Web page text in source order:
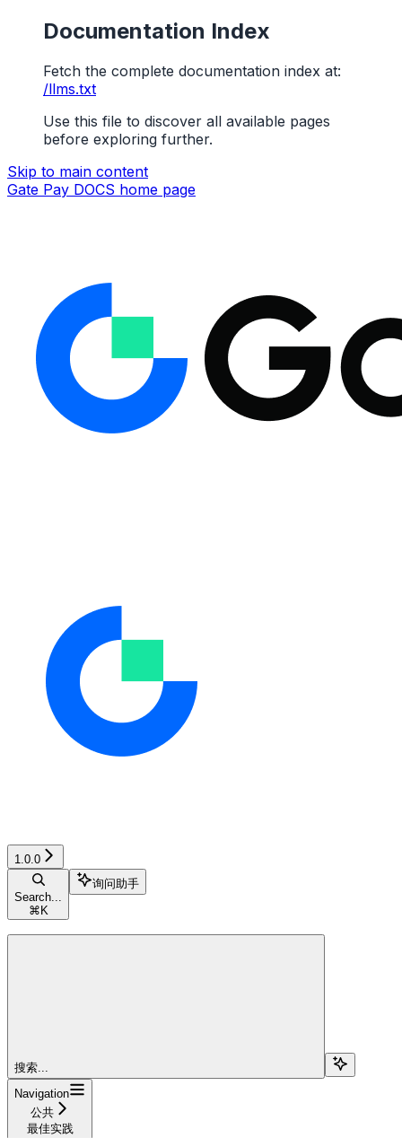
Documentation Index
Fetch the complete documentation index at:
/llms.txt
Use this file to discover all available pages
before exploring further.
Skip to main content
Gate Pay DOCS home page
1.0.0
Search...
⌘ K
询问助手
搜索...
Navigation
公共
最佳实践